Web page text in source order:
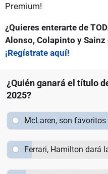
Premium!
¿Quieres enterarte de
Alonso, Colapinto y Sainz
¡Regístrate aquí!
¿Quién ganará el título
2025?
McLaren, son favoritos
Ferrari, Hamilton dará